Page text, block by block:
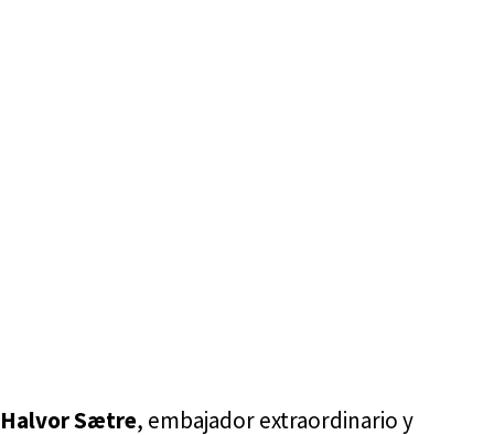
Halvor Sætre, embajador extraordinario y